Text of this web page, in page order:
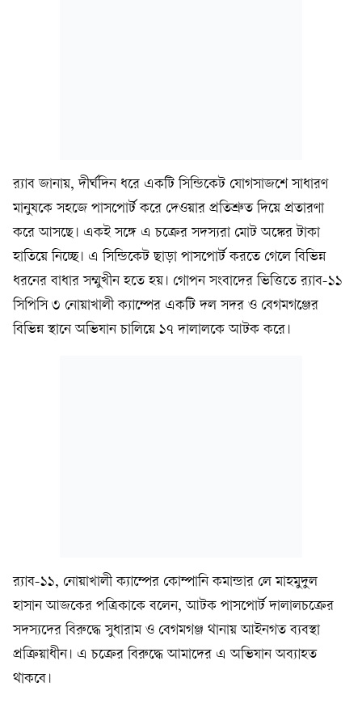
র‍্যাব জানায়, দীর্ঘদিন ধরে একটি সিন্ডিকেট যোগসাজশে সাধারণ
মানুষকে সহজে পাসপোর্ট করে দেওয়ার প্রতিশ্রুত দিয়ে প্রতারণা
করে আসছে। একই সঙ্গে এ চক্রের সদস্যরা মোট অঙ্কের টাকা
হাতিয়ে নিচ্ছে। এ সিন্ডিকেট ছাড়া পাসপোর্ট করতে গেলে বিভিন্ন
ধরনের বাধার সম্মুখীন হতে হয়। গোপন সংবাদের ভিত্তিতে র‍্যাব-১১
সিপিসি ৩ নোয়াখালী ক্যাম্পের একটি দল সদর ও বেগমগঞ্জের
বিভিন্ন স্থানে অভিযান চালিয়ে ১৭ দালালকে আটক করে।
র‍্যাব-১১, নোয়াখালী ক্যাম্পের কোম্পানি কমান্ডার লে মাহমুদুল
হাসান আজকের পত্রিকাকে বলেন, আটক পাসপোর্ট দালালচক্রের
সদস্যদের বিরুদ্ধে সুধারাম ও বেগমগঞ্জ থানায় আইনগত ব্যবস্থা
প্রক্রিয়াধীন। এ চক্রের বিরুদ্ধে আমাদের এ অভিযান অব্যাহত
থাকবে।